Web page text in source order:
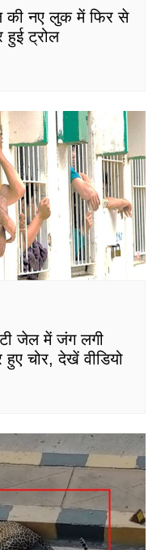
की नए लुक में फिर से
हुई ट्रोल
जेल में जंग लगी
चोर, देखें वीडियो